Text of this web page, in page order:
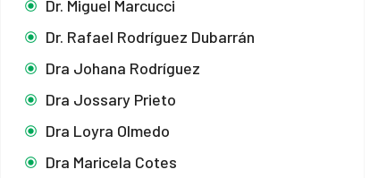
Dr. Miguel Marcucci
Dr. Rafael Rodríguez Dubarrán
Dra Johana Rodríguez
Dra Jossary Prieto
Dra Loyra Olmedo
Dra Maricela Cotes